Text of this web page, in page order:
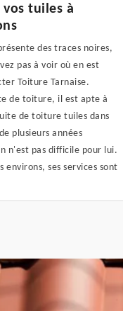
tuiles à
des traces noires,
pas à voir où en est
Toiture Tarnaise.
de toiture, il est apte à
de toiture tuiles dans
plusieurs années
n'est pas difficile pour lui.
environs, ses services sont